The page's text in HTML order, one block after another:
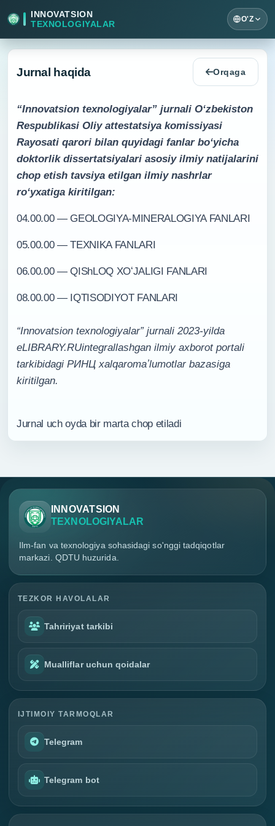
INNOVATSION
TEXNOLOGIYALAR
O'Z
Jurnal haqida Orqaga
“Innovatsion texnologiyalar” jurnali Oʻzbekiston
Respublikasi Oliy attestatsiya komissiyasi
Rayosati qarori bilan quyidagi fanlar boʻyicha
doktorlik dissertatsiyalari asosiy ilmiy natijalarini
chop etish tavsiya etilgan ilmiy nashrlar
roʻyxatiga kiritilgan:
04.00.00 — GEOLOGIYA-MINERALOGIYA FANLARI
05.00.00 — TEXNIKA FANLARI
06.00.00 — QIShLOQ XOʻJALIGI FANLARI
08.00.00 — IQTISODIYOT FANLARI
“Innovatsion texnologiyalar” jurnali 2023-yilda
eLIBRARY.RUintegrallashgan ilmiy axborot portali
tarkibidagi РИНЦ xalqaromaʼlumotlar bazasiga
kiritilgan.
Jurnal uch oyda bir marta chop etiladi
INNOVATSION
TEXNOLOGIYALAR
Ilm-fan va texnologiya sohasidagi so'nggi tadqiqotlar
markazi. QDTU huzurida.
TEZKOR HAVOLALAR
Tahririyat tarkibi
Mualliflar uchun qoidalar
IJTIMOIY TARMOQLAR
Telegram
Telegram bot